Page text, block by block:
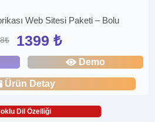
Web Sitesi Paketi – Bolu
1399 ₺
Demo
Ürün Detay
Dil Özelliği